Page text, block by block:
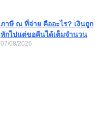
ภาษี ณ ที่จ่าย คืออะไร? เงินถูก
หักไปแต่ขอคืนได้เต็มจำนวน
07/08/2026